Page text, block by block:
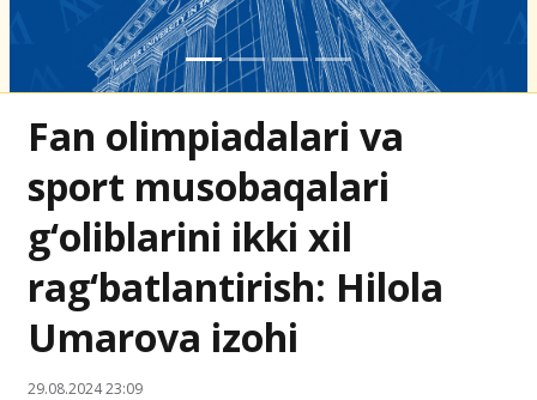
Fan olimpiadalari va
sport musobaqalari
g‘oliblarini ikki xil
rag‘batlantirish: Hilola
Umarova izohi
29.08.2024 23:09